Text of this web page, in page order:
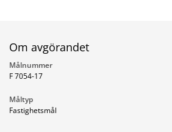
Om avgörandet
Målnummer
F 7054-17
Måltyp
Fastighetsmål